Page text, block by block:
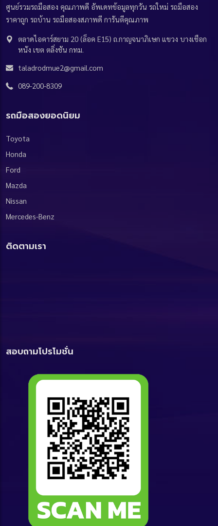
ศูนย์รวมรถมือสอง คุณภาพดี อัพเดทข้อมูลทุกวัน รถใหม่ รถมือสอง
ราคาถูก รถบ้าน รถมือสองสภาพดี การันตีคุณภาพ
ตลาดไอคาร์สยาม 20 (ล็อค E15) ถ.กาญจนาภิเษก แขวง บางเชือก
หนัง เขต ตลิ่งชัน กทม.
taladrodmue2@gmail.com
089-200-8309
รถมือสองยอดนิยม
Toyota
Honda
Ford
Mazda
Nissan
Mercedes-Benz
ติดตามเรา
สอบถามโปรโมชั่น